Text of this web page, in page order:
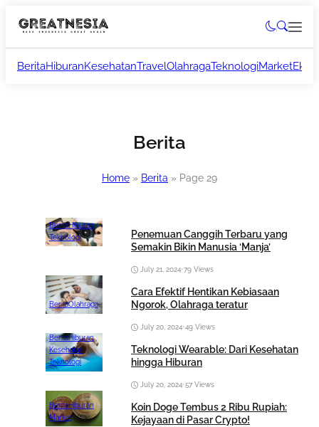
BeritaHiburanKesehatanTravelOlahragaTeknologiMarket
Berita
Home » Berita » Page 29
BeritaHiburan
Teknologi
Penemuan Canggih Terbaru yang
Semakin Bikin Manusia ‘Manja’
July 21, 2024•79 Views
BeritaOlahraga
Cara Efektif Hentikan Kebiasaan
Ngorok, Olahraga teratur
July 20, 2024•49 Views
BeritaHiburan
Kesehatan
Teknologi
Teknologi Wearable: Dari Kesehatan
hingga Hiburan
July 20, 2024•57 Views
BeritaHiburan
Market
Koin Doge Tembus 2 Ribu Rupiah:
Kejayaan di Pasar Crypto!